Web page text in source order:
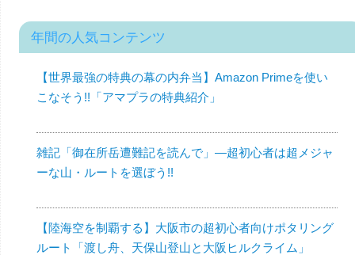
年間の人気コンテンツ
【世界最強の特典の幕の内弁当】Amazon Primeを使い
こなそう!!「アマプラの特典紹介」
雑記「御在所岳遭難記を読んで」—超初心者は超メジャ
ーな山・ルートを選ぼう!!
【陸海空を制覇する】大阪市の超初心者向けポタリング
ルート「渡し舟、天保山登山と大阪ヒルクライム」